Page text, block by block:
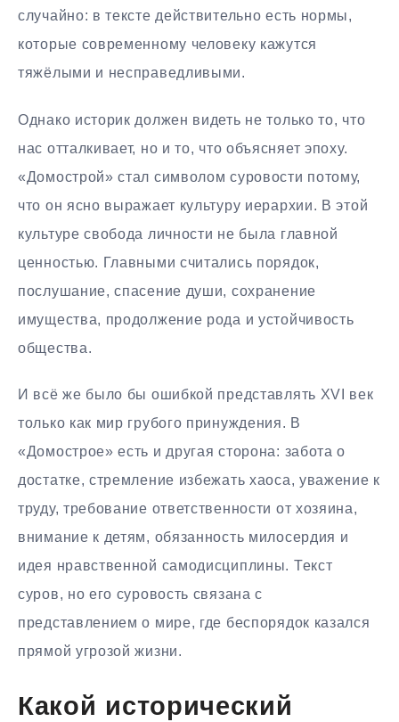
случайно: в тексте действительно есть нормы,
которые современному человеку кажутся
тяжёлыми и несправедливыми.
Однако историк должен видеть не только то, что
нас отталкивает, но и то, что объясняет эпоху.
«Домострой» стал символом суровости потому,
что он ясно выражает культуру иерархии. В этой
культуре свобода личности не была главной
ценностью. Главными считались порядок,
послушание, спасение души, сохранение
имущества, продолжение рода и устойчивость
общества.
И всё же было бы ошибкой представлять XVI век
только как мир грубого принуждения. В
«Домострое» есть и другая сторона: забота о
достатке, стремление избежать хаоса, уважение к
труду, требование ответственности от хозяина,
внимание к детям, обязанность милосердия и
идея нравственной самодисциплины. Текст
суров, но его суровость связана с
представлением о мире, где беспорядок казался
прямой угрозой жизни.
Какой исторический